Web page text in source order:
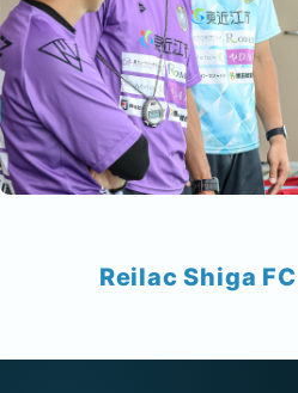
Reilac Shiga FC